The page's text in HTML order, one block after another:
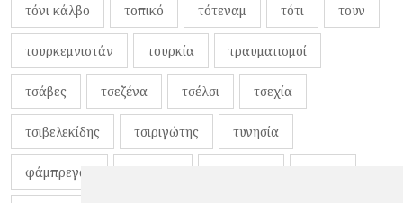
τόνι κάλβο τοπικό τότεναμ τότι τουν
τουρκεμνιστάν τουρκία τραυματισμοί
τσάβες τσεζένα τσέλσι τσεχία
τσιβελεκίδης τσιριγώτης τυνησία
φάμπρεγας